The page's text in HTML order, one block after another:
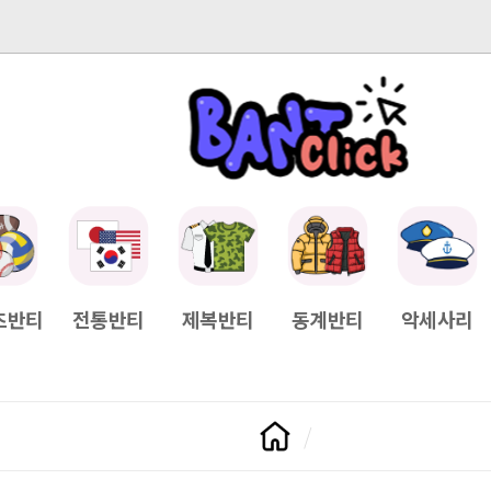
[Q&A] 배송일정이 궁금하면? 2025-04-11 [Q&A] 나눠서
반티 전통반티 제복반티 동계반티 악세사리